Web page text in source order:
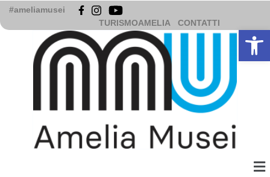
Vai
contenuto
#ameliamusei
TURISMOAMELIA
CONTATTI
Apri la